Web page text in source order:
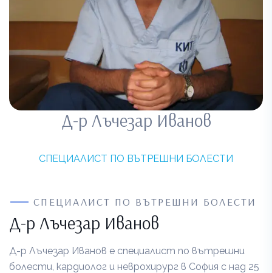
Д-р Лъчезар Иванов
СПЕЦИАЛИСТ ПО ВЪТРЕШНИ БОЛЕСТИ
СПЕЦИАЛИСТ ПО ВЪТРЕШНИ БОЛЕСТИ
Д-р Лъчезар Иванов
Д-р Лъчезар Иванов е специалист по вътрешни
болести, кардиолог и неврохирург в София с над 25